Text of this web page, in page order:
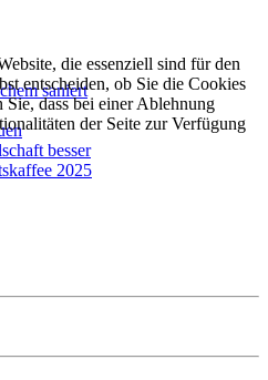
saniert
besser
2025
die essenziell sind für den
entscheiden, ob Sie die Cookies
Sie, dass bei einer Ablehnung
der Seite zur Verfügung